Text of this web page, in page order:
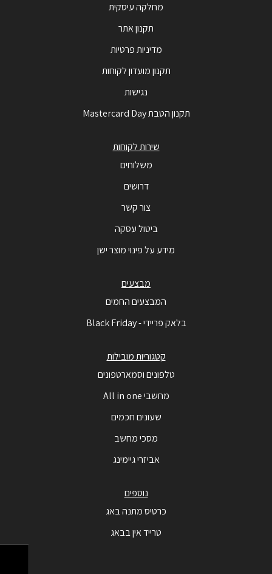
מחלקה עיסקית
תקנון אתר
מדיניות פרטיות
תקנון מועדון לקוחות
נגישות
תקנון הטבת Mastercard Day
שירות לקוחות
משלוחים
דרושים
צור קשר
ביטול עסקה
מידע על פינוי מוצר ישן
מבצעים
המבצעים החמים
בלאק פריידי - Black Friday
קטגוריות מובילות
טלפונים וסמארטפונים
מחשבי All in one
שעונים חכמים
מסכי מחשב
אביזרי גיימינג
נוספים
כרטיס מתנה באג
טרייד אין בבאג